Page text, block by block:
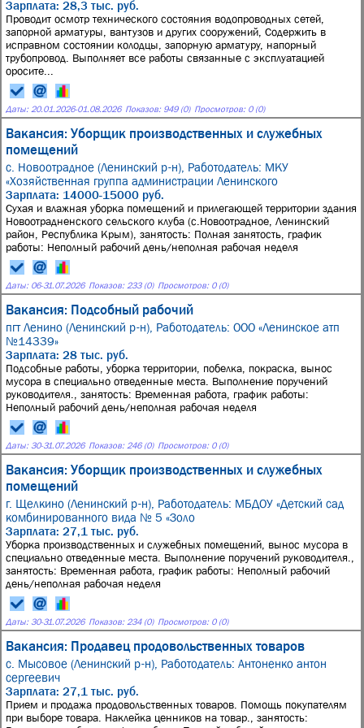
Зарплата: 28,3 тыс. руб.
Проводит осмотр технического состояния водопроводных сетей,
запорной арматуры, вантузов и других сооружений, Содержить в
исправном состоянии колодцы, запорную арматуру, напорный
трубопровод. Выполняет все работы связанные с эксплуатацией
оросите...
Даты: 20.01.2026-01.08.2026 Показов: 949 (0) Просмотров: 0 (0)
Вакансия: Уборщик производственных и служебных
помещений
с. Новоотрадное (Ленинский р-н), Работодатель: МКУ
«Хозяйственная группа администрации Ленинского
Зарплата: 14000-15000 руб.
Сухая и влажная уборка помещений и прилегающей территории здания
Новоотрадненского сельского клуба (с.Новоотрадное, Ленинский
район, Республика Крым), занятость: Полная занятость, график
работы: Неполный рабочий день/неполная рабочая неделя
Даты: 06-31.07.2026 Показов: 233 (0) Просмотров: 0 (0)
Вакансия: Подсобный рабочий
пгт Ленино (Ленинский р-н), Работодатель: ООО «Ленинское атп
№14339»
Зарплата: 28 тыс. руб.
Подсобные работы, уборка территории, побелка, покраска, вынос
мусора в специально отведенные места. Выполнение поручений
руководителя., занятость: Временная работа, график работы:
Неполный рабочий день/неполная рабочая неделя
Даты: 30-31.07.2026 Показов: 246 (0) Просмотров: 0 (0)
Вакансия: Уборщик производственных и служебных
помещений
г. Щелкино (Ленинский р-н), Работодатель: МБДОУ «Детский сад
комбинированного вида № 5 «Золо
Зарплата: 27,1 тыс. руб.
Уборка производственных и служебных помещений, вынос мусора в
специально отведенные места. Выполнение поручений руководителя.,
занятость: Временная работа, график работы: Неполный рабочий
день/неполная рабочая неделя
Даты: 30-31.07.2026 Показов: 234 (0) Просмотров: 0 (0)
Вакансия: Продавец продовольственных товаров
с. Мысовое (Ленинский р-н), Работодатель: Антоненко антон
сергеевич
Зарплата: 27,1 тыс. руб.
Прием и продажа продовольственных товаров. Помощь покупателям
при выборе товара. Наклейка ценников на товар., занятость: